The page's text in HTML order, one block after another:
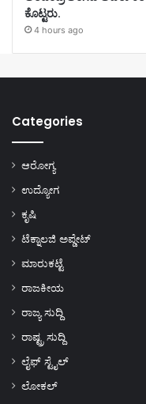
ಕೊಟ್ಟರು.
4 hours ago
Categories
ಆರೋಗ್ಯ
ಉದ್ಯೋಗ
ಕೃಷಿ
ಟೆಕ್ನಾಲಜಿ ಅಪ್ಡೇಟ್
ಮಾರುಕಟ್ಟೆ
ರಾಜಕೀಯ
ರಾಜ್ಯ ಸುದ್ದಿ
ರಾಷ್ಟ್ರ ಸುದ್ದಿ
ಲೈಫ್ ಸ್ಟೈಲ್
ಲೋಕಲ್